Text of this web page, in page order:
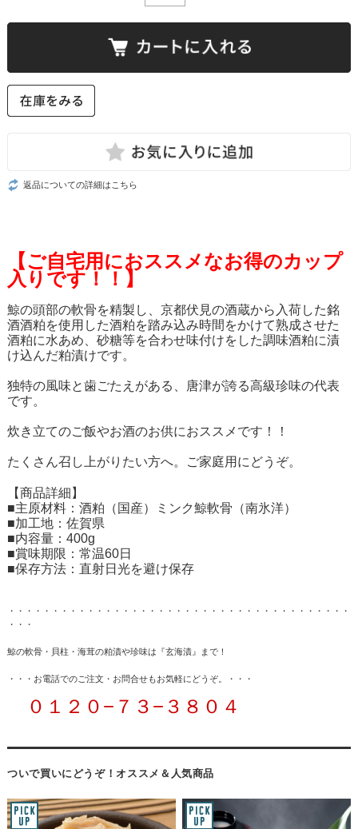
返品についての詳細はこちら
【ご自宅用におススメなお得のカップ
入りです！！】
鯨の頭部の軟骨を精製し、京都伏見の酒蔵から入荷した銘
酒酒粕を使用した酒粕を踏み込み時間をかけて熟成させた
酒粕に水あめ、砂糖等を合わせ味付けをした調味酒粕に漬
け込んだ粕漬けです。
独特の風味と歯ごたえがある、唐津が誇る高級珍味の代表
です。
炊き立てのご飯やお酒のお供におススメです！！
たくさん召し上がりたい方へ。ご家庭用にどうぞ。
【商品詳細】
■主原材料：酒粕（国産）ミンク鯨軟骨（南氷洋）
■加工地：佐賀県
■内容量：400g
■賞味期限：常温60日
■保存方法：直射日光を避け保存
・・・・・・・・・・・・・・・・・・・・・・・・・・・・・・・・・・・・・・・
・・・
鯨の軟骨・貝柱・海茸の粕漬や珍味は『玄海漬』まで！
・・・ お電話でのご注文・お問合せもお気軽にどうぞ。・・・
０１２０−７３−３８０４
ついで買いにどうぞ！オススメ＆人気商品